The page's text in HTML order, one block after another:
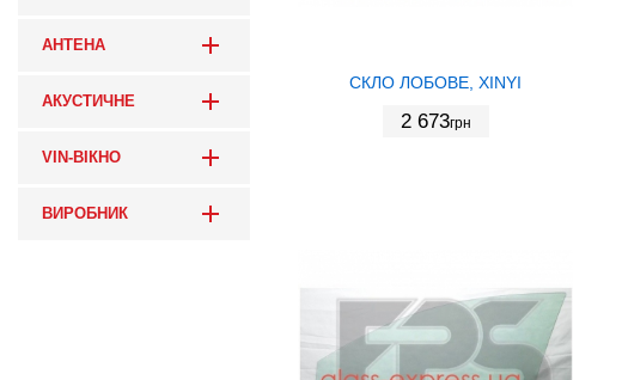
АНТЕНА
АКУСТИЧНЕ
VIN-ВІКНО
ВИРОБНИК
СКЛО ЛОБОВЕ, XINYI
2 673грн